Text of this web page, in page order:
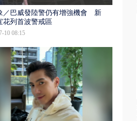
／巴威發陸警仍有增強機會 新
花列首波警戒區
10 08:15